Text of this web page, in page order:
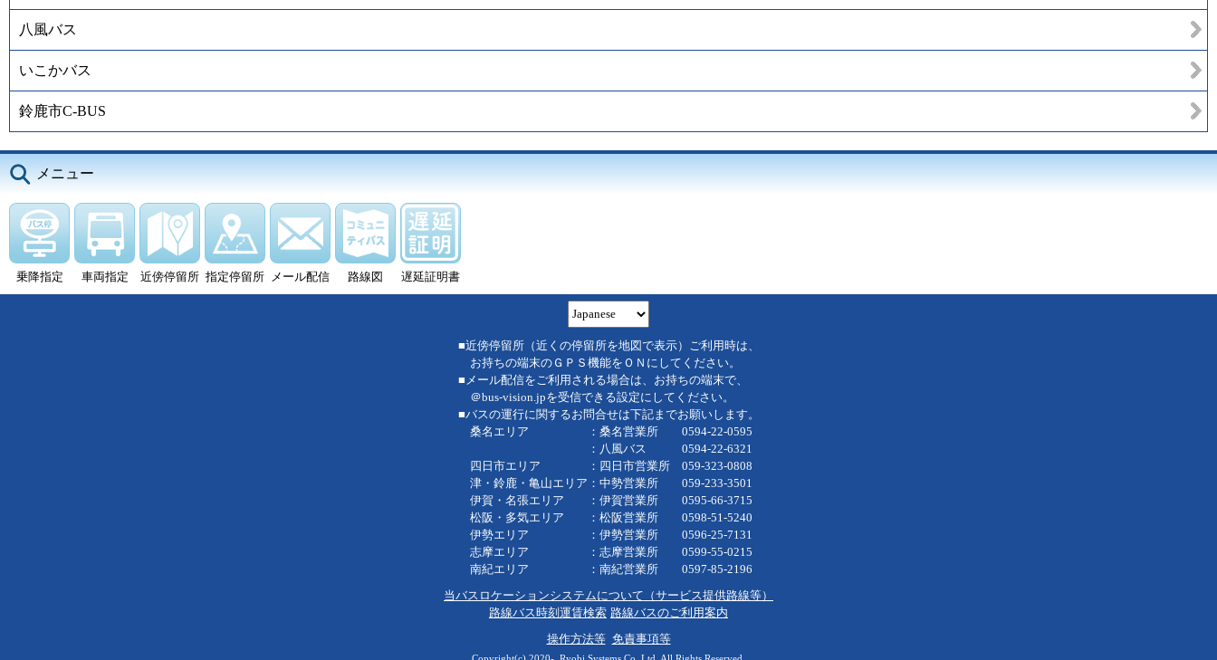
八風バス
いこかバス
鈴鹿市C-BUS
メニュー
乗降指定 車両指定 近傍停留所 指定停留所 メール配信 路線図 遅延証明書
■近傍停留所（近くの停留所を地図で表示）ご利用時は、
お持ちの端末のＧＰＳ機能をＯＮにしてください。
■メール配信をご利用される場合は、お持ちの端末で、
＠bus-vision.jpを受信できる設定にしてください。
■バスの運行に関するお問合せは下記までお願いします。
桑名エリア ：桑名営業所 0594-22-0595
：八風バス 0594-22-6321
四日市エリア ：四日市営業所 059-323-0808
津・鈴鹿・亀山エリア：中勢営業所 059-233-3501
伊賀・名張エリア ：伊賀営業所 0595-66-3715
松阪・多気エリア ：松阪営業所 0598-51-5240
伊勢エリア ：伊勢営業所 0596-25-7131
志摩エリア ：志摩営業所 0599-55-0215
南紀エリア ：南紀営業所 0597-85-2196
当バスロケーションシステムについて（サービス提供路線等）
路線バス時刻運賃検索 路線バスのご利用案内
操作方法等 免責事項等